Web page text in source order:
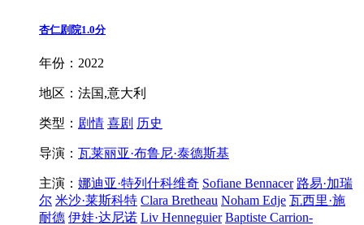
杏仁剧院1.0分
年份：2022
地区：法国,意大利
类型： 剧情 喜剧 历史
导演： 瓦莱丽亚·布鲁尼·泰德斯基
主演： 娜迪亚·特列什科维奇 Sofiane Bennacer 路易·加瑞
尔 米沙·莱斯科特 Clara Bretheau Noham Edje 瓦西里·施
耐德 伊娃·达尼诺 Liv Henneguier Baptiste Carrion-